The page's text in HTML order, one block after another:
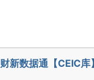
财新数据通【CEIC库】